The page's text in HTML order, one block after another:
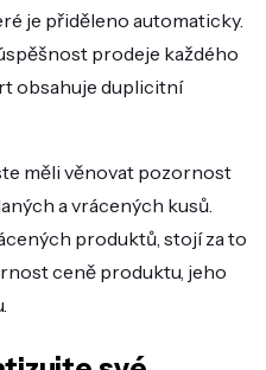
je přiděleno automaticky.
prodeje každého
obsahuje duplicitní
měli věnovat pozornost
a vrácených kusů.
produktů, stojí za to
ceně produktu, jeho